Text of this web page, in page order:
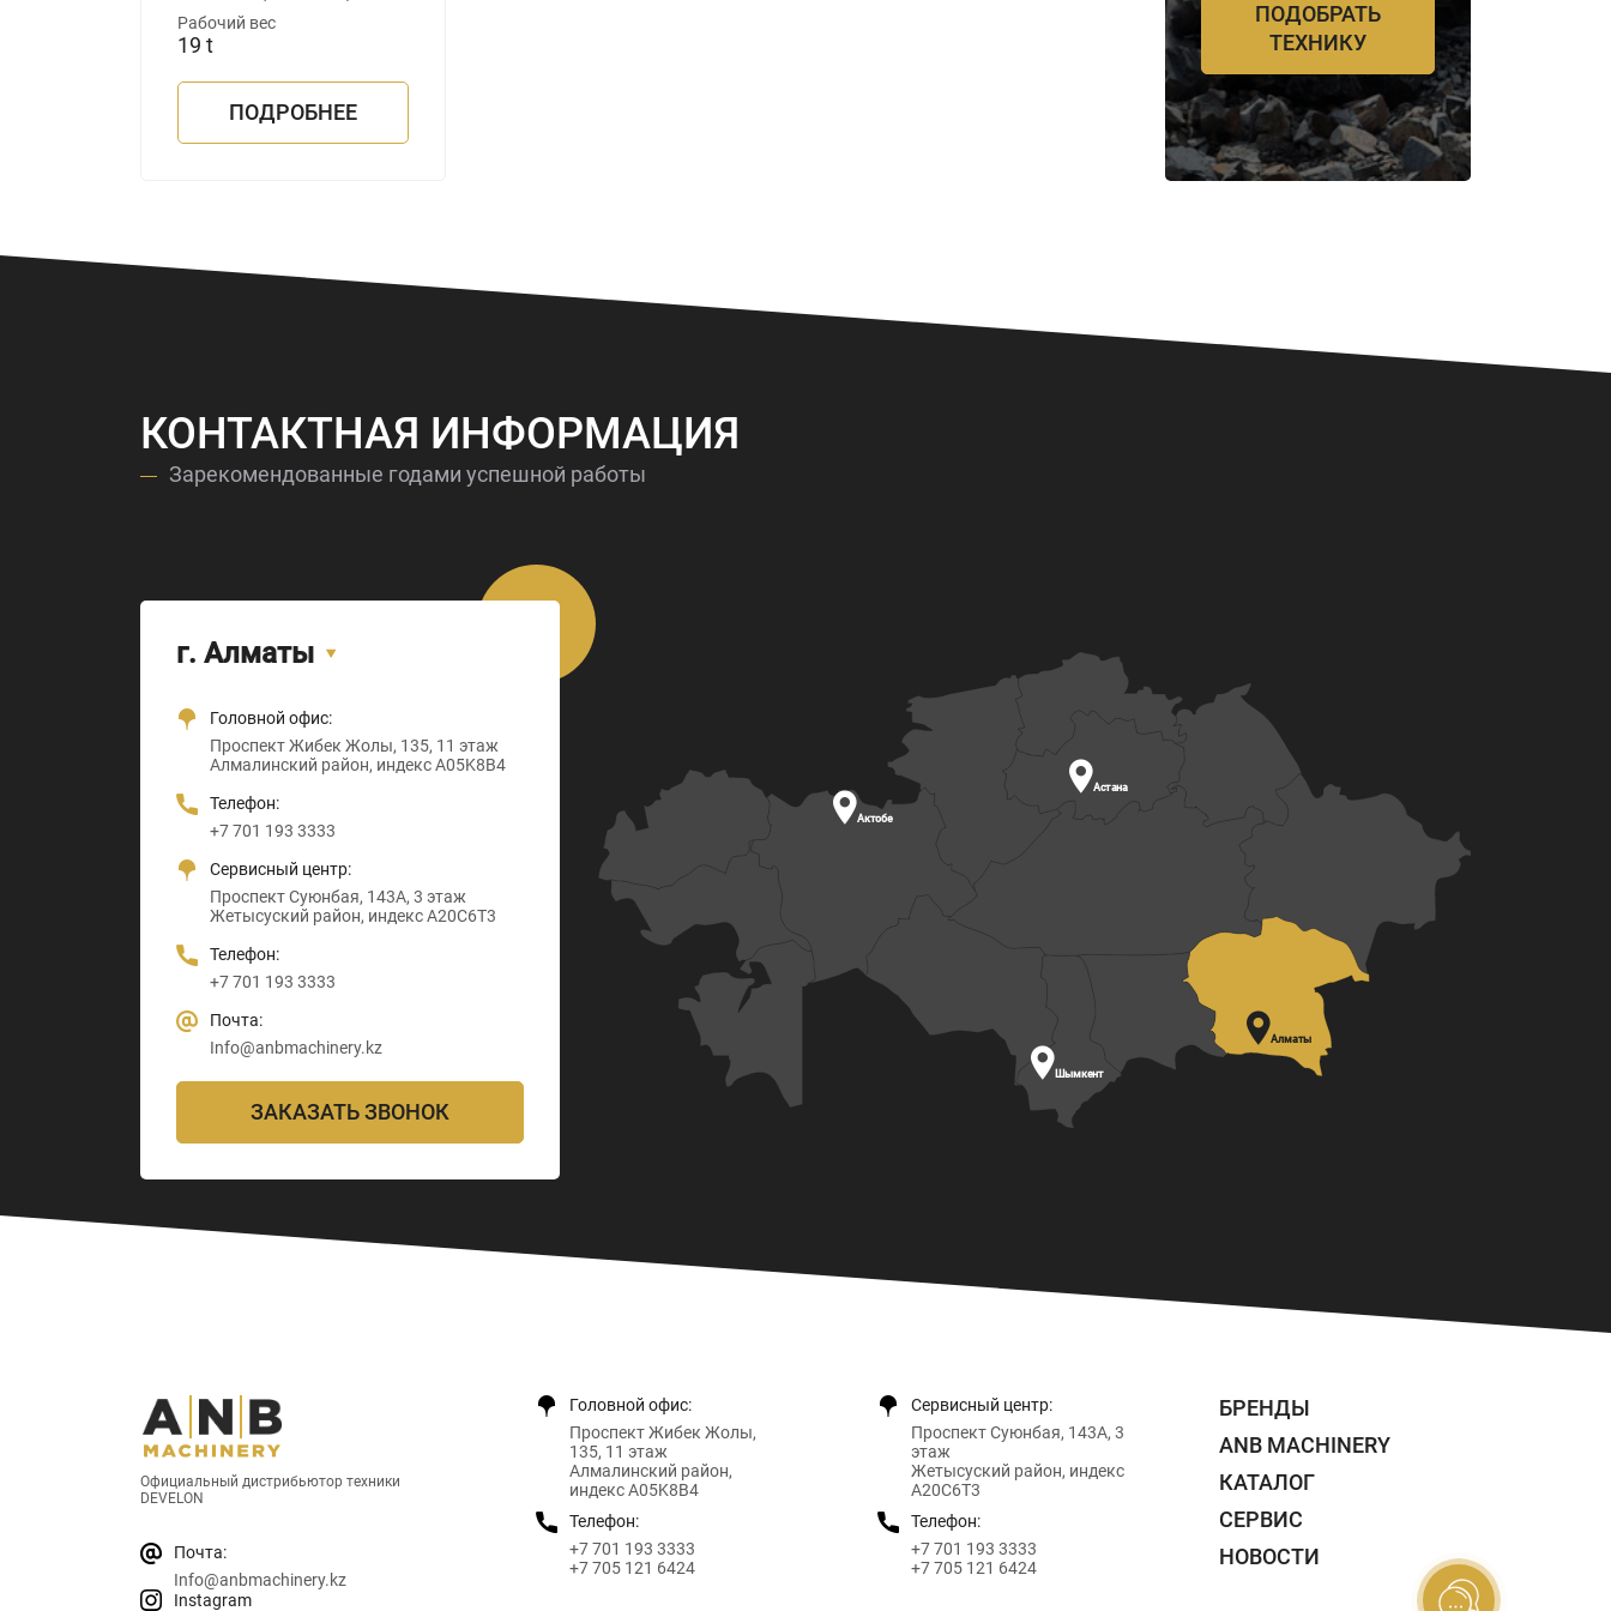
Рабочий вес
19 t
ПОДРОБНЕЕ
ПОДОБРАТЬ
ТЕХНИКУ
КОНТАКТНАЯ ИНФОРМАЦИЯ
Зарекомендованные годами успешной работы
Алматы
Астана
 Шымкент
Актобе
г. Алматы
Головной офис:
Проспект Жибек Жолы, 135, 11 этаж
Алмалинский район, индекс A05K8B4
Телефон:
+7 701 193 3333
Сервисный центр:
Проспект Суюнбая, 143А, 3 этаж
Жетысуский район, индекс A20C6T3
Телефон:
+7 701 193 3333
Почта:
Info@anbmachinery.kz
Офис + Шоу-рум:
Астана-Караганда трасса, 3
Алматы район, индекс Z00T3F3
Телефон:
+7 705 121 64 24
Почта:
Info@anbmachinery.kz
Тамерлановское шоссе, 205
Абайский район, индекс 160020
+7 705 121 64 24
Info@anbmachinery.kz
Проспект Санкибай батыра, 22
Индекс D00M4X4
+7 705 121 64 24
Info@anbmachinery.kz
ЗАКАЗАТЬ ЗВОНОК
Официальный дистрибьютор техники
DEVELON
Почта:
Info@anbmachinery.kz
Instagram
Головной офис:
Проспект Жибек Жолы,
135, 11 этаж
Алмалинский район,
индекс A05K8B4
Телефон:
+7 701 193 3333
+7 705 121 6424
Сервисный центр:
Проспект Суюнбая, 143А, 3
этаж
Жетысуский район, индекс
A20C6T3
Телефон:
+7 701 193 3333
+7 705 121 6424
БРЕНДЫ
ANB MACHINERY
КАТАЛОГ
СЕРВИС
НОВОСТИ